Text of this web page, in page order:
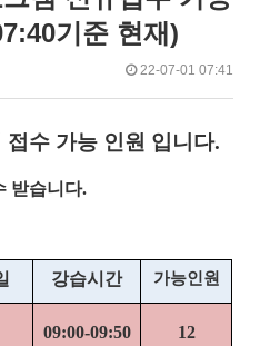
기준 현재)
작22-07-01 07:41
접수 가능 인원 입니다.
받습니다.
강습시간 가능인원
09:00-09:50 12